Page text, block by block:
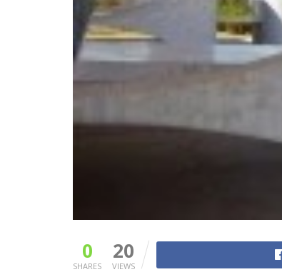
0
SHARES
20
VIEWS